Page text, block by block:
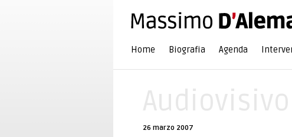
Home Biografia Agenda
26 marzo 2007